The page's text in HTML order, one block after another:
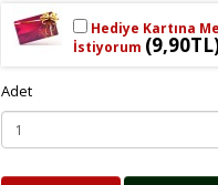
Hediye Kartına
İstiyorum
Adet